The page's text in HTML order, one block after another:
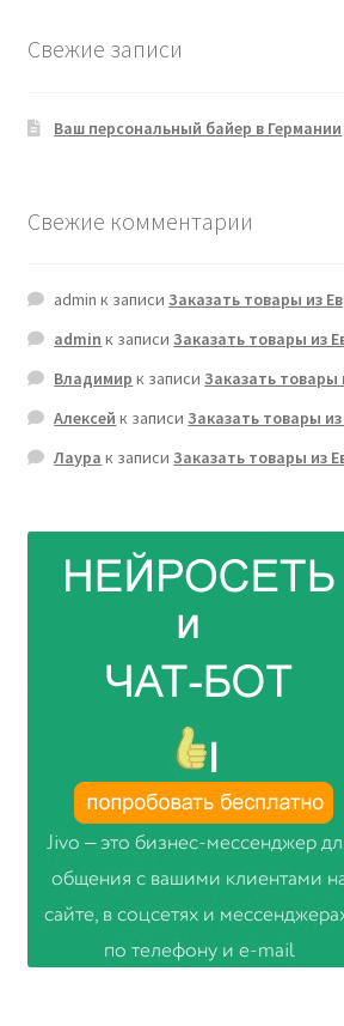
Свежие записи
Ваш персональный байер в Германии
Свежие комментарии
admin к записиЗаказать товары из
admin к записиЗаказать товары из
Владимир к записиЗаказать товары
Алексей к записиЗаказать товары
Лаура к записиЗаказать товары из